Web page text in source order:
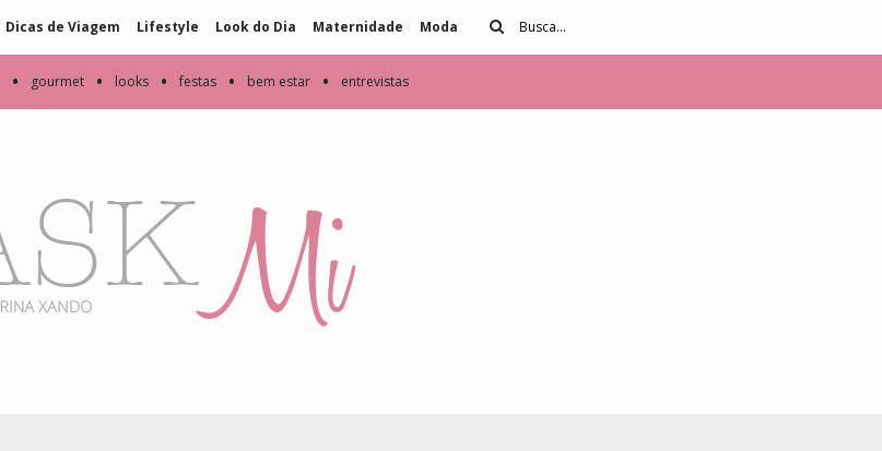
Dicas de Viagem Lifestyle Look do Dia Maternidade Moda
• gourmet • looks • festas • bem estar • entrevistas